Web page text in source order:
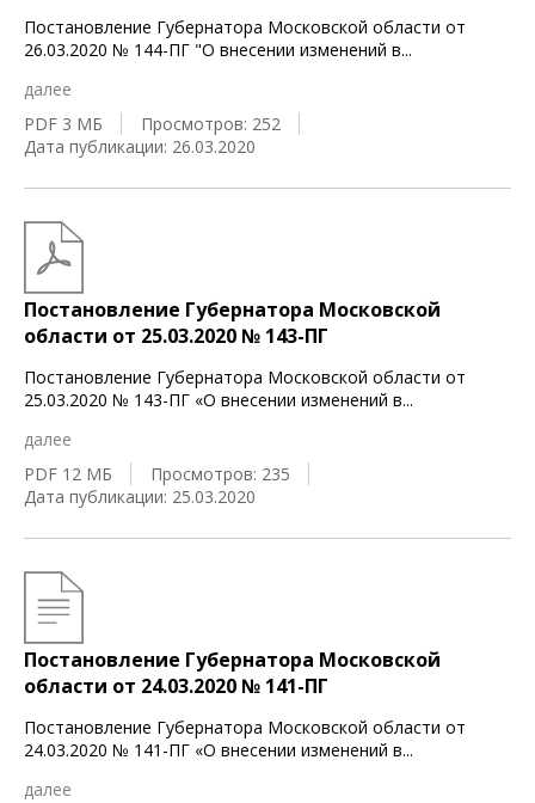
Постановление Губернатора Московской области от
26.03.2020 № 144-ПГ "О внесении изменений в...
далее
PDF 3 МБ
Просмотров: 252
Дата публикации: 26.03.2020
Постановление Губернатора Московской
области от 25.03.2020 № 143-ПГ
Постановление Губернатора Московской области от
25.03.2020 № 143-ПГ «О внесении изменений в...
далее
PDF 12 МБ
Просмотров: 235
Дата публикации: 25.03.2020
Постановление Губернатора Московской
области от 24.03.2020 № 141-ПГ
Постановление Губернатора Московской области от
24.03.2020 № 141-ПГ «О внесении изменений в...
далее